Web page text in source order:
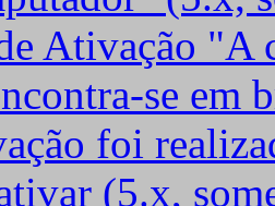
Ativação "A
se em
foi
(5.x,